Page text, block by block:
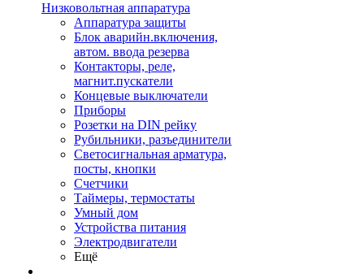
Низковольтная аппаратура
Аппаратура защиты
Блок аварийн.включения,
автом. ввода резерва
Контакторы, реле,
магнит.пускатели
Концевые выключатели
Приборы
Розетки на DIN рейку
Рубильники, разъединители
Светосигнальная арматура,
посты, кнопки
Счетчики
Таймеры, термостаты
Умный дом
Устройства питания
Электродвигатели
Ещё